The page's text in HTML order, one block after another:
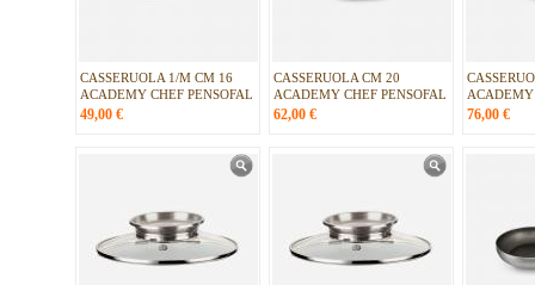
CASSERUOLA 1/M CM 16
ACADEMY CHEF PENSOFAL
49,00 €
CASSERUOLA CM 20
ACADEMY CHEF PENSOFAL
62,00 €
ACADEMY
76,00 €